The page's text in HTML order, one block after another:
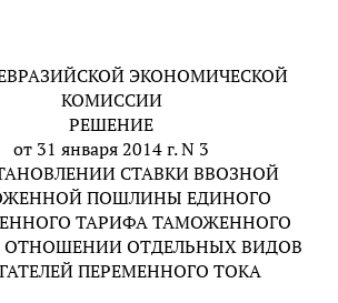
ЭКОНОМИЧЕСКОЙ
КОМИССИИ
РЕШЕНИЕ
от 31 января 2014 г. N 3
СТАВКИ ВВОЗНОЙ
ПОШЛИНЫ ЕДИНОГО
ТАРИФА ТАМОЖЕННОГО
ОТНОШЕНИИ ОТДЕЛЬНЫХ ВИДОВ
ПЕРЕМЕННОГО ТОКА